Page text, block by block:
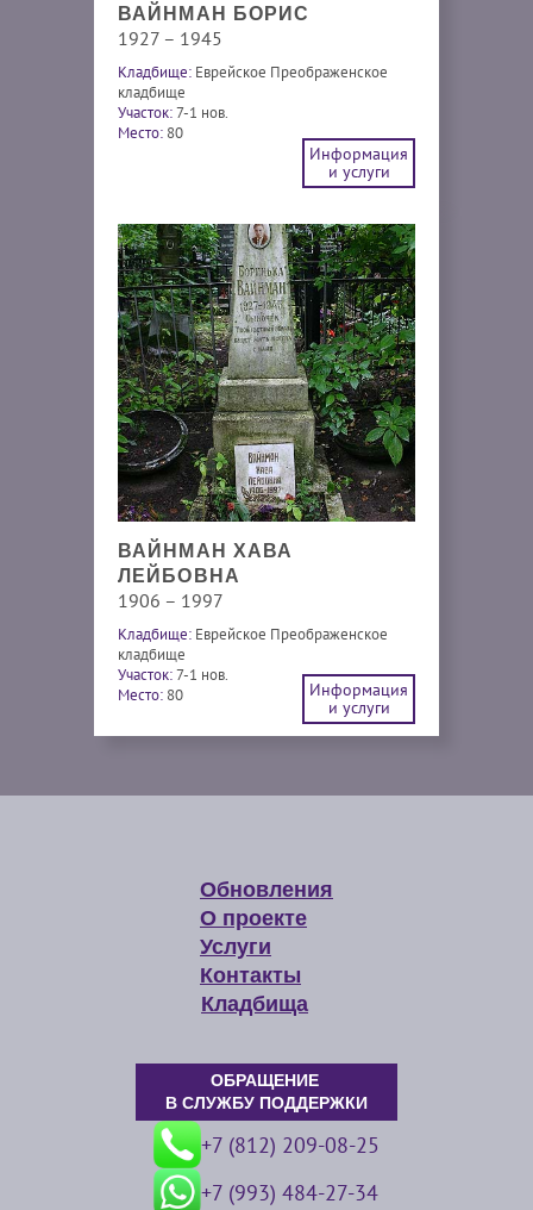
ВАЙНМАН БОРИС
1927 – 1945
Кладбище: Еврейское Преображенское
кладбище
Участок:7-1 нов.
Место: 80
Информация
и услуги
ВАЙНМАН ХАВА
ЛЕЙБОВНА
1906 – 1997
Кладбище: Еврейское Преображенское
кладбище
Участок:7-1 нов.
Место: 80
Информация
и услуги
Обновления
О проекте
Услуги
Контакты
Кладбища
ОБРАЩЕНИЕ
В СЛУЖБУ ПОДДЕРЖКИ
+7 (812) 209-08-25
+7 (993) 484-27-34